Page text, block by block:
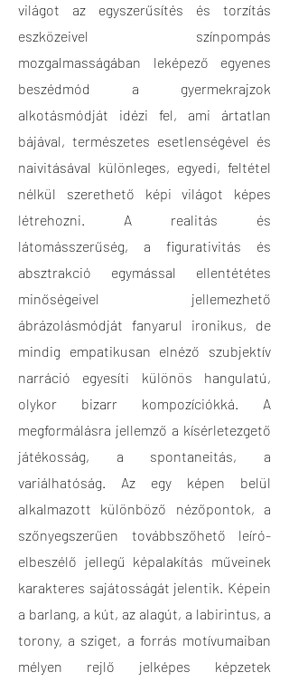
világot az egyszerűsítés és torzítás
eszközeivel színpompás
mozgalmasságában leképező egyenes
beszédmód a gyermekrajzok
alkotásmódját idézi fel, ami ártatlan
bájával, természetes esetlenségével és
naivitásával különleges, egyedi, feltétel
nélkül szerethető képi világot képes
létrehozni. A realitás és
látomásszerűség, a figurativitás és
absztrakció egymással ellentététes
minőségeivel jellemezhető
ábrázolásmódját fanyarul ironikus, de
mindig empatikusan elnéző szubjektív
narráció egyesíti különös hangulatú,
olykor bizarr kompozíciókká. A
megformálásra jellemző a kísérletezgető
játékosság, a spontaneitás, a
variálhatóság. Az egy képen belül
alkalmazott különböző nézőpontok, a
szőnyegszerűen továbbszőhető leíró-
elbeszélő jellegű képalakítás műveinek
karakteres sajátosságát jelentik. Képein
a barlang, a kút, az alagút, a labirintus, a
torony, a sziget, a forrás motívumaiban
mélyen rejlő jelképes képzetek